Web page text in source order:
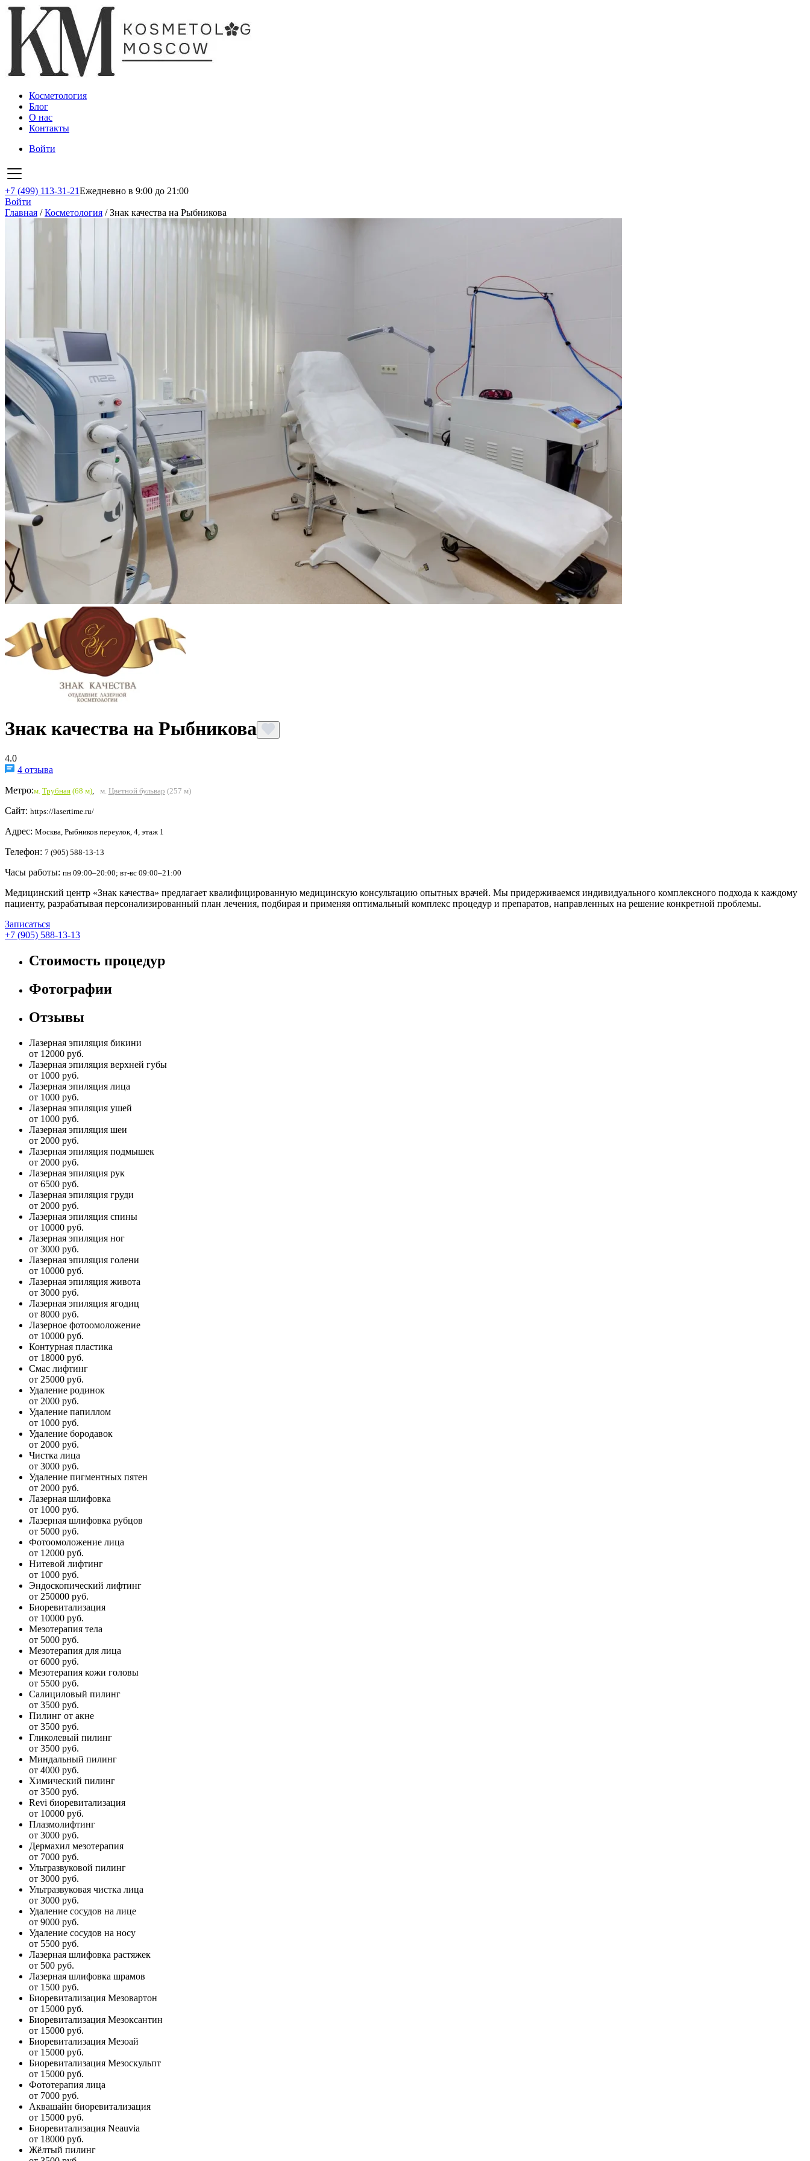
Косметология
Блог
О нас
Контакты
Войти
+7 (499) 113-31-21Ежедневно в 9:00 до 21:00
Войти
Главная /Косметология /Знак качества на Рыбникова
Знак качества на Рыбникова
4.0
4 отзыва
Метро:м. Трубная (68 м) м. Цветной бульвар (257 м)
Сайт: https://lasertime.ru/
Адрес: Москва, Рыбников переулок, 4, этаж 1
Телефон: 7 (905) 588-13-13
Часы работы: пн 09:00–20:00; вт-вс 09:00–21:00
Медицинский центр «Знак качества» предлагает квалифицированную медицинскую консультацию опытных врачей. Мы придерживаемся индивидуального комплексного подхода к каждому
пациенту, разрабатывая персонализированный план лечения, подбирая и применяя оптимальный комплекс процедур и препаратов, направленных на решение конкретной проблемы.
Записаться
+7 (905) 588-13-13
Стоимость процедур
Фотографии
Отзывы
Лазерная эпиляция бикини
от 12000 руб.
Лазерная эпиляция верхней губы
от 1000 руб.
Лазерная эпиляция лица
от 1000 руб.
Лазерная эпиляция ушей
от 1000 руб.
Лазерная эпиляция шеи
от 2000 руб.
Лазерная эпиляция подмышек
от 2000 руб.
Лазерная эпиляция рук
от 6500 руб.
Лазерная эпиляция груди
от 2000 руб.
Лазерная эпиляция спины
от 10000 руб.
Лазерная эпиляция ног
от 3000 руб.
Лазерная эпиляция голени
от 10000 руб.
Лазерная эпиляция живота
от 3000 руб.
Лазерная эпиляция ягодиц
от 8000 руб.
Лазерное фотоомоложение
от 10000 руб.
Контурная пластика
от 18000 руб.
Смас лифтинг
от 25000 руб.
Удаление родинок
от 2000 руб.
Удаление папиллом
от 1000 руб.
Удаление бородавок
от 2000 руб.
Чистка лица
от 3000 руб.
Удаление пигментных пятен
от 2000 руб.
Лазерная шлифовка
от 1000 руб.
Лазерная шлифовка рубцов
от 5000 руб.
Фотоомоложение лица
от 12000 руб.
Нитевой лифтинг
от 1000 руб.
Эндоскопический лифтинг
от 250000 руб.
Биоревитализация
от 10000 руб.
Мезотерапия тела
от 5000 руб.
Мезотерапия для лица
от 6000 руб.
Мезотерапия кожи головы
от 5500 руб.
Салициловый пилинг
от 3500 руб.
Пилинг от акне
от 3500 руб.
Гликолевый пилинг
от 3500 руб.
Миндальный пилинг
от 4000 руб.
Химический пилинг
от 3500 руб.
Revi биоревитализация
от 10000 руб.
Плазмолифтинг
от 3000 руб.
Дермахил мезотерапия
от 7000 руб.
Ультразвуковой пилинг
от 3000 руб.
Ультразвуковая чистка лица
от 3000 руб.
Удаление сосудов на лице
от 9000 руб.
Удаление сосудов на носу
от 5500 руб.
Лазерная шлифовка растяжек
от 500 руб.
Лазерная шлифовка шрамов
от 1500 руб.
Биоревитализация Мезовартон
от 15000 руб.
Биоревитализация Мезоксантин
от 15000 руб.
Биоревитализация Мезоай
от 15000 руб.
Биоревитализация Мезоскульпт
от 15000 руб.
Фототерапия лица
от 7000 руб.
Аквашайн биоревитализация
от 15000 руб.
Биоревитализация Neauvia
от 18000 руб.
Жёлтый пилинг